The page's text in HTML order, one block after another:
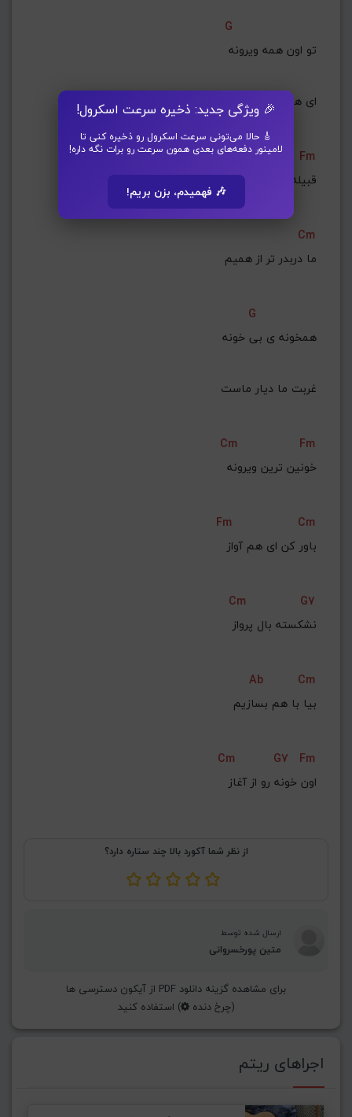
🎉 ویژگی جدید: ذخیره سرعت اسکرول!
🎸 حالا می‌تونی سرعت اسکرول رو ذخیره کنی تا
لامینور دفعه‌های بعدی همون سرعت رو برات نگه داره!
🎶 فهمیدم، بزن بریم!
G
تو اون همه ویرونه
ای هم قبیله چی بگم
Cm G
Fm
قبیله سرگردونه
Cm
ما دربدر تر از همیم
G
همخونه ی بی خونه
غربت ما دیار ماست
Cm
Fm
خونین ترین ویرونه
Fm
Cm
باور کن ای هم آواز
Cm
G7
نشکسته بال پرواز
Ab
Cm
بیا با هم بسازیم
Cm G7
Fm
اون خونه رو از آغاز
از نظر شما آکورد بالا چند ستاره دارد؟
ارسال شده توسط
متین پورخسروانی
برای مشاهده گزینه دانلود PDF از آیکون دسترسی ها
(چرخ دنده ) استفاده کنید
اجراهای ریتم